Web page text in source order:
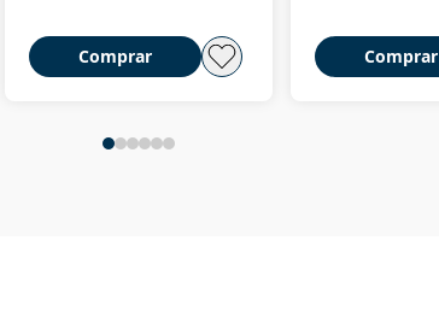
Comprar Comprar